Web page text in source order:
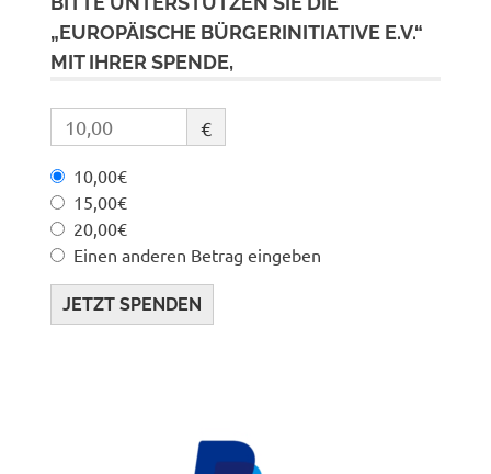
„EUROPÄISCHE BÜRGERINITIATIVE E.V.“
MIT IHRER SPENDE,
€
10,00€
15,00€
20,00€
Einen anderen Betrag eingeben
JETZT SPENDEN